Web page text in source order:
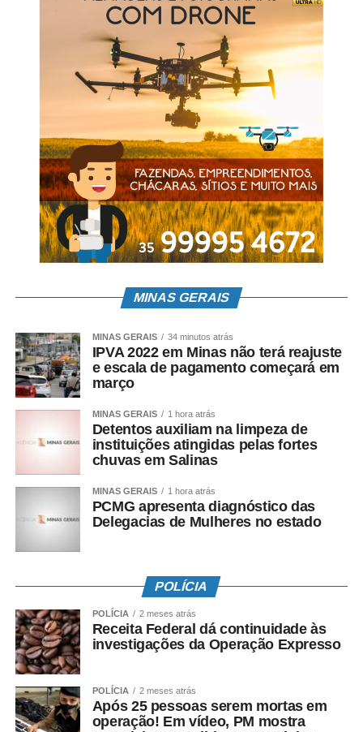
MINAS GERAIS
MINAS GERAIS 34 minutos atrás
IPVA 2022 em Minas não terá reajuste
e escala de pagamento começará em
março
MINAS GERAIS 1 hora atrás
Detentos auxiliam na limpeza de
instituições atingidas pelas fortes
chuvas em Salinas
MINAS GERAIS 1 hora atrás
PCMG apresenta diagnóstico das
Delegacias de Mulheres no estado
POLÍCIA
POLÍCIA 2 meses atrás
Receita Federal dá continuidade às
investigações da Operação Expresso
POLÍCIA 2 meses atrás
Após 25 pessoas serem mortas em
operação! Em vídeo, PM mostra